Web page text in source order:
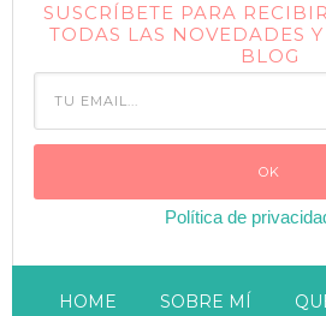
SUSCRÍBETE PARA
TODAS LAS NOVEDADES
BLOG
Política de
HOME SOBRE MÍ